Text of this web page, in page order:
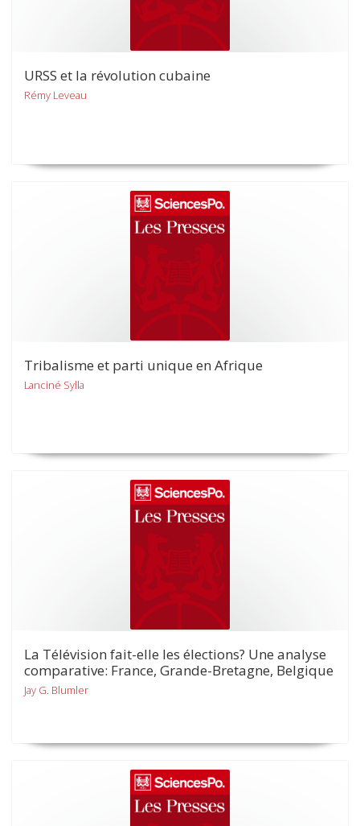
URSS et la révolution cubaine
Rémy Leveau
Tribalisme et parti unique en Afrique
Lanciné Sylla
La Télévision fait-elle les élections? Une analyse
comparative: France, Grande-Bretagne, Belgique
Jay G. Blumler